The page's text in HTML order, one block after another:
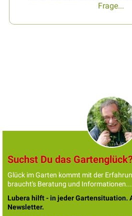
Frage...
Suchst Du das
Glück im Garten kommt mit der
braucht's Beratung und Informationen...
Lubera hilft - in jeder Gartensituation.
Newsletter.